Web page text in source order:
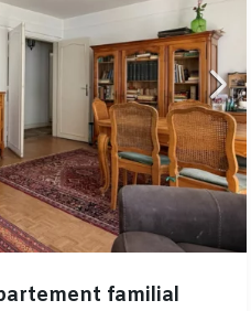
familial